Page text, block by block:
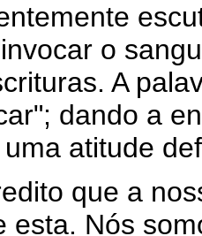
o
A
dando a
atitude
que a
esta. Nós